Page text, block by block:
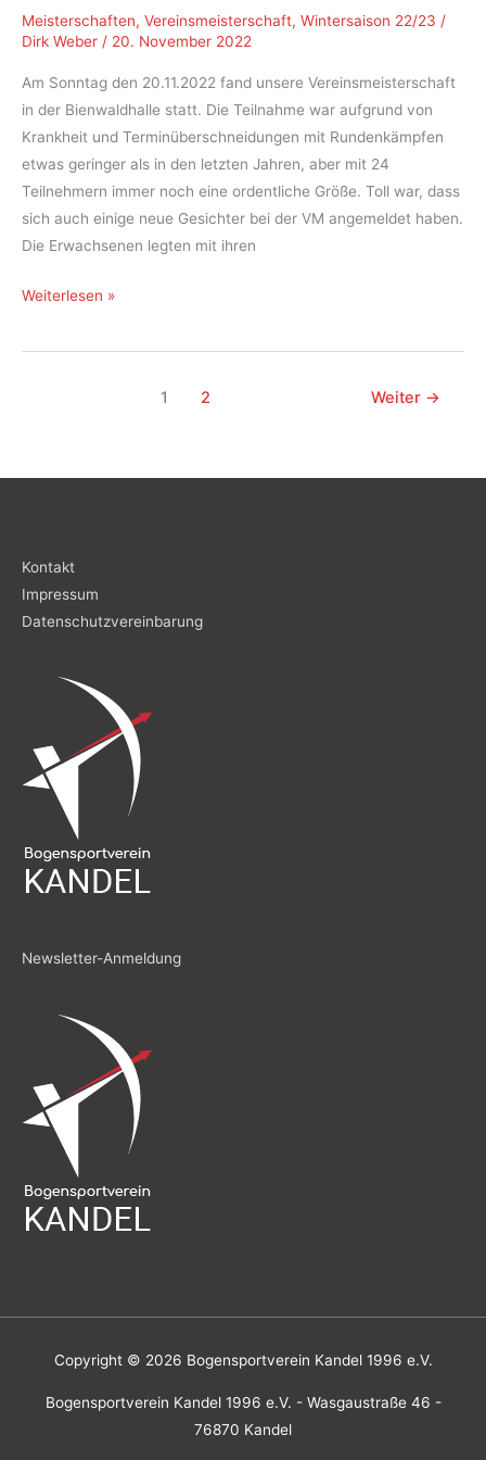
Meisterschaften, Vereinsmeisterschaft, Wintersaison 22/23 /
Dirk Weber / 20. November 2022
Am Sonntag den 20.11.2022 fand unsere Vereinsmeisterschaft
in der Bienwaldhalle statt. Die Teilnahme war aufgrund von
Krankheit und Terminüberschneidungen mit Rundenkämpfen
etwas geringer als in den letzten Jahren, aber mit 24
Teilnehmern immer noch eine ordentliche Größe. Toll war, dass
sich auch einige neue Gesichter bei der VM angemeldet haben.
Die Erwachsenen legten mit ihren
Vereinsmeisterschaft
2022/2023
Weiterlesen »
1 2 Weiter →
Kontakt
Impressum
Datenschutzvereinbarung
Newsletter-Anmeldung
Copyright © 2026 Bogensportverein Kandel 1996 e.V.
Bogensportverein Kandel 1996 e.V. - Wasgaustraße 46 -
76870 Kandel